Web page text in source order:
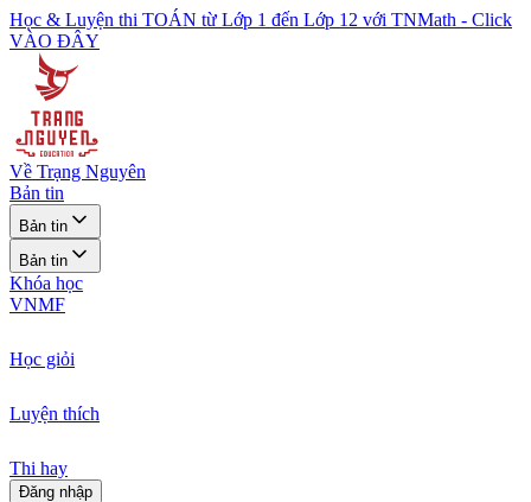
Học & Luyện thi TOÁN từ Lớp 1 đến Lớp 12 với TNMath - Click
VÀO ĐÂY
Về Trạng Nguyên
Bản tin
Bản tin
Bản tin
Khóa học
VNMF
Học giỏi
Luyện thích
Thi hay
Đăng nhập